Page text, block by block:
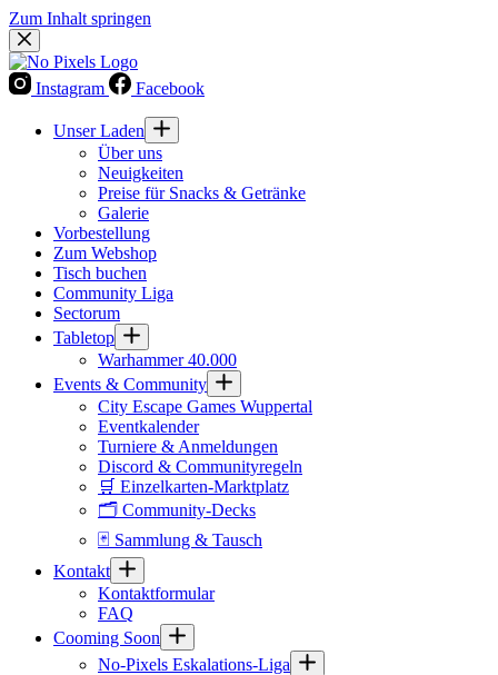
Zum Inhalt springen
Instagram Facebook
Unser Laden
Über uns
Neuigkeiten
Preise für Snacks & Getränke
Galerie
Vorbestellung
Zum Webshop
Tisch buchen
Community Liga
Sectorum
Tabletop
Warhammer 40.000
Events & Community
City Escape Games Wuppertal
Eventkalender
Turniere & Anmeldungen
Discord & Communityregeln
🛒 Einzelkarten-Marktplatz
🗂 Community-Decks
🃏 Sammlung & Tausch
Kontakt
Kontaktformular
FAQ
Cooming Soon
No-Pixels Eskalations-Liga